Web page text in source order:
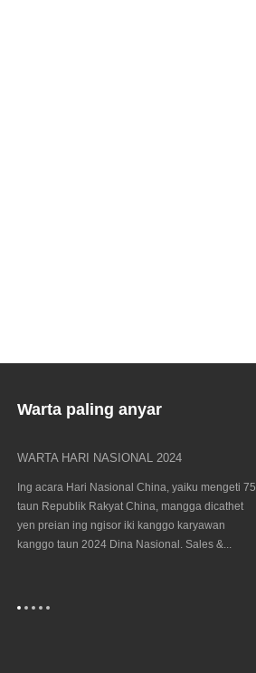
Warta paling anyar
WARTA HARI NASIONAL 2024
Ing acara Hari Nasional China, yaiku mengeti 75
taun Republik Rakyat China, mangga dicathet
yen preian ing ngisor iki kanggo karyawan
kanggo taun 2024 Dina Nasional. Sales &...